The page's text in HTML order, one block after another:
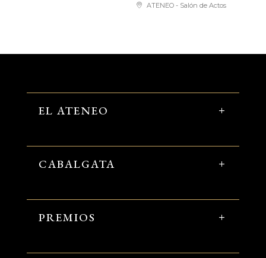
ATENEO - Salón de Actos
EL ATENEO
CABALGATA
PREMIOS